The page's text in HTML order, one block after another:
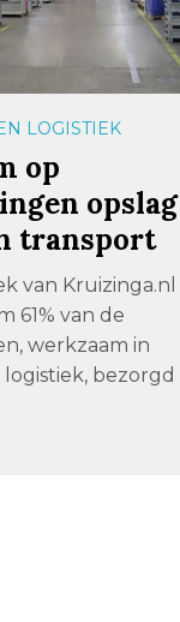
LOGISTIEK
op
opslag
transport
van Kruizinga.nl
61% van de
werkzaam in
bezorgd